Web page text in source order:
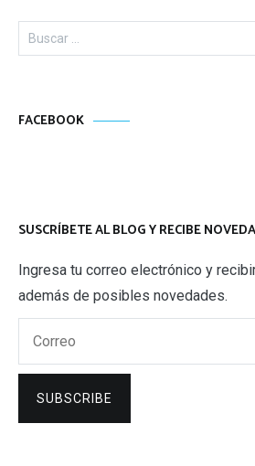
Buscar:
FACEBOOK
SUSCRÍBETE AL BLOG Y RECIBE
Ingresa tu correo electrónico y
además de posibles novedades.
SUBSCRIBE